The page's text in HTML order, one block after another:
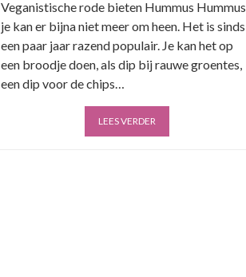
Veganistische rode bieten Hummus Hummus
je kan er bijna niet meer om heen. Het is sinds
een paar jaar razend populair. Je kan het op
een broodje doen, als dip bij rauwe groentes,
een dip voor de chips…
LEES VERDER